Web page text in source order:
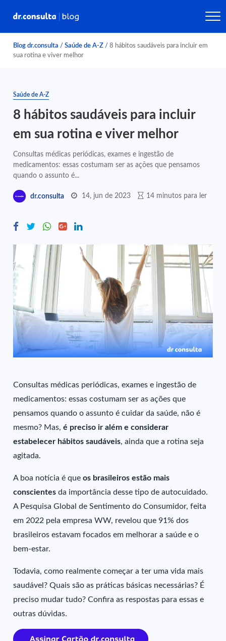
Blog dr.consulta / Saúde de A-Z / 8 hábitos saudáveis para incluir em
sua rotina e viver melhor
Saúde de A-Z
8 hábitos saudáveis para incluir
em sua rotina e viver melhor
Consultas médicas periódicas, exames e ingestão de
medicamentos: essas costumam ser as ações que pensamos
quando o assunto é...
dr.consulta 14, jun de 2023 14 minutos para ler
Consultas médicas periódicas, exames e ingestão de
medicamentos: essas costumam ser as ações que
pensamos quando o assunto é cuidar da saúde, não é
mesmo? Mas,é preciso ir além e considerar
estabelecer hábitos saudáveis, ainda que a rotina seja
agitada.
A boa notícia é que os brasileiros estão mais
conscientes da importância desse tipo de autocuidado.
A Pesquisa Global de Sentimento do Consumidor, feita
em 2022 pela empresa WW, revelou que 91% dos
brasileiros estavam focados em melhorar a saúde e o
bem-estar.
Todavia, como realmente começar a ter uma vida mais
saudável? Quais são as práticas básicas necessárias? É
preciso mudar tudo? Confira as respostas para essas e
outras dúvidas.